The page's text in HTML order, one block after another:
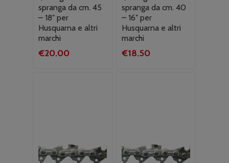
spranga da cm. 45
– 18″ per
Husquarna e altri
marchi
€20.00
spranga da cm. 40
– 16″ per
Husquarna e altri
marchi
€18.50